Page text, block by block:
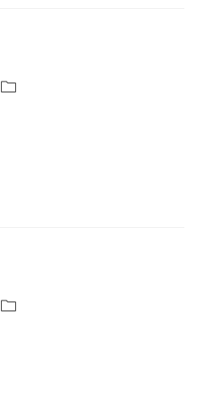
Berichtcategorie:
Berichtcategorie: